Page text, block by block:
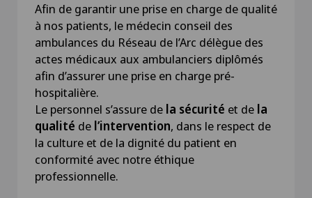
Afin de garantir une prise en charge de qualité
à nos patients, le médecin conseil des
ambulances du Réseau de l’Arc délègue des
actes médicaux aux ambulanciers diplômés
afin d’assurer une prise en charge pré-
hospitalière.
Le personnel s’assure de la sécurité et de la
qualité de l’intervention, dans le respect de
la culture et de la dignité du patient en
conformité avec notre éthique
professionnelle.